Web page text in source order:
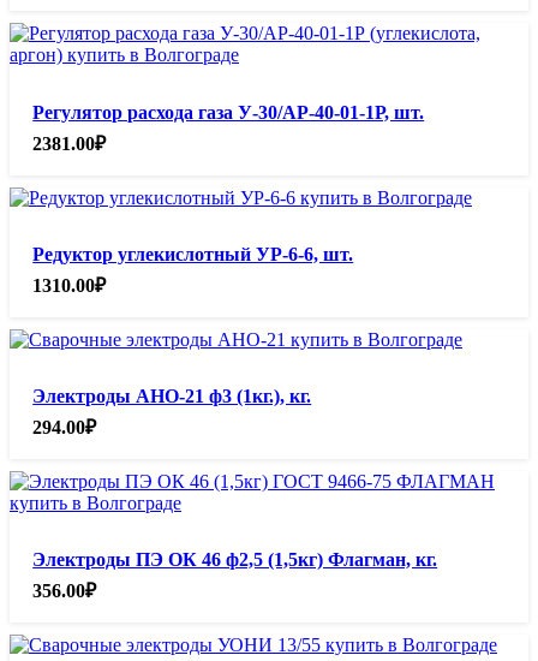
Регулятор расхода газа У-30/АР-40-01-1Р, шт.
2381.00₽
Редуктор углекислотный УР-6-6, шт.
1310.00₽
Электроды АНО-21 ф3 (1кг.), кг.
294.00₽
Электроды ПЭ ОК 46 ф2,5 (1,5кг) Флагман, кг.
356.00₽